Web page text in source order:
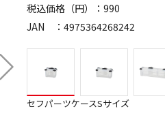
税込価格（円）：990
JAN ：4975364268242
セフパーツケースSサイズ